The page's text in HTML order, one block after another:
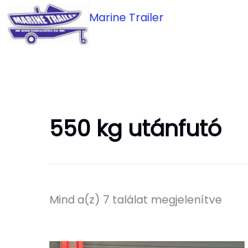
to
content
Marine Trailer
550 kg utánfutó
Mind a(z) 7 találat megjelenítve